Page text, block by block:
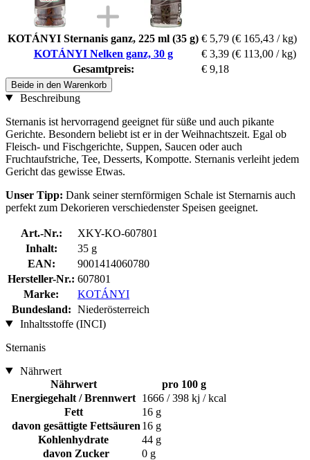
KOTÁNYI Sternanis ganz, 225 ml (35 g) € 5,79 (€ 165,43 / kg)
KOTÁNYI Nelken ganz, 30 g
€ 3,39 (€ 113,00 / kg)
Gesamtpreis:
€ 9,18
Beide in den Warenkorb
Beschreibung
Sternanis ist hervorragend geeignet für süße und auch pikante
Gerichte. Besondern beliebt ist er in der Weihnachtszeit. Egal ob
Fleisch- und Fischgerichte, Suppen, Saucen oder auch
Fruchtaufstriche, Tee, Desserts, Kompotte. Sternanis verleiht jedem
Gericht das gewisse Etwas.
Unser Tipp: Dank seiner sternförmigen Schale ist Sternarnis auch
perfekt zum Dekorieren verschiedenster Speisen geeignet.
Art.-Nr.:
XKY-KO-607801
Inhalt:
35 g
EAN:
9001414060780
Hersteller-Nr.: 607801
Marke:
KOTÁNYI
Bundesland: Niederösterreich
Inhaltsstoffe (INCI)
Sternanis
Nährwert
Nährwert
pro 100 g
Energiegehalt / Brennwert 1666 / 398 kj / kcal
Fett
16 g
davon gesättigte Fettsäuren 16 g
Kohlenhydrate
44 g
davon Zucker
0 g